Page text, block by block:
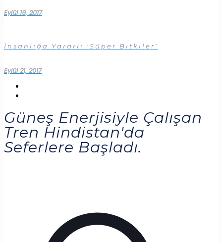
Eylül 19, 2017
İnsanlığa Yararlı 'Süper Bitkiler'
Eylül 21, 2017
Güneş Enerjisiyle Çalışan
Tren Hindistan'da
Seferlere Başladı.